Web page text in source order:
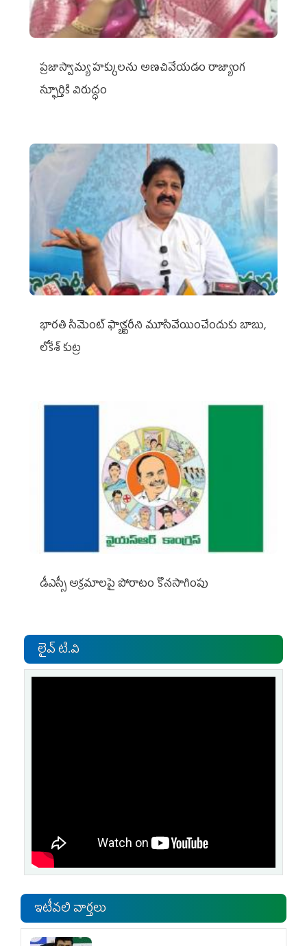
ప్రజాస్వామ్య హక్కులను అణచివేయడం రాజ్యాంగ
స్ఫూర్తికి విరుద్ధం
భారతి సిమెంట్ ఫ్యాక్టరీని మూసివేయించేందుకు బాబు,
లోకేశ్ కుట్ర
డీఎస్సీ అక్రమాలపై పోరాటం కొనసాగింపు
లైవ్ టి.వి
ఇటీవలి వార్తలు